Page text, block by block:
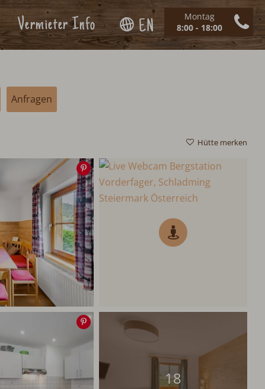
Montag
8:00 - 18:00
Vermieter Info EN
Anfragen
Hütte merken
Speichern
Speichern
18